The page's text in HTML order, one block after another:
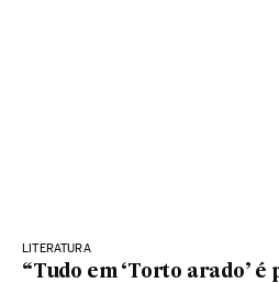
LITERATURA
“Tudo em ‘Torto arado’